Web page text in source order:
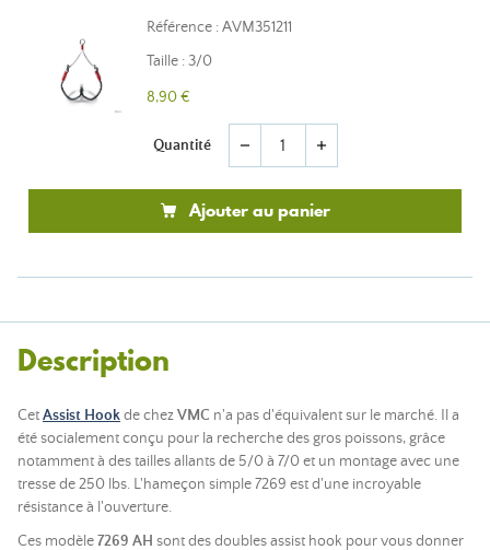
Référence : AVM351211
Taille : 3/0
8,90 €
Quantité remove add
Ajouter au panier
Description
CetAssist Hookde chezVMC n'a pas d'équivalent sur le marché. Il a
été socialement conçu pour la recherche des gros poissons, grâce
notamment à des tailles allants de 5/0 à 7/0 et un montage avec une
tresse de 250 lbs. L'hameçon simple 7269 est d'une incroyable
résistance à l'ouverture.
Ces modèle7269 AH sont des doubles assist hook pour vous donner